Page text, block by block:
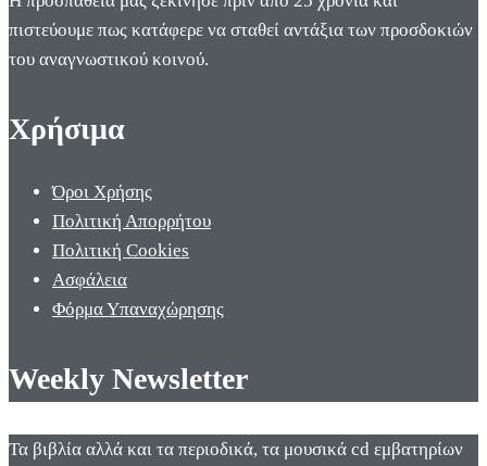
πιστεύουμε πως κατάφερε να σταθεί αντάξια των προσδοκιών
του αναγνωστικού κοινού.
Χρήσιμα
Όροι Χρήσης
Πολιτική Απορρήτου
Πολιτική Cookies
Ασφάλεια
Φόρμα Υπαναχώρησης
Weekly Newsletter
Τα βιβλία αλλά και τα περιοδικά, τα μουσικά cd εμβατηρίων